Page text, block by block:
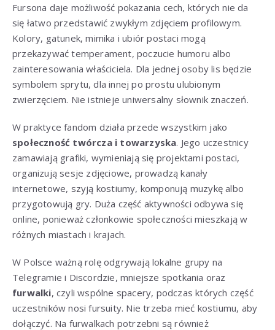
Fursona daje możliwość pokazania cech, których nie da
się łatwo przedstawić zwykłym zdjęciem profilowym.
Kolory, gatunek, mimika i ubiór postaci mogą
przekazywać temperament, poczucie humoru albo
zainteresowania właściciela. Dla jednej osoby lis będzie
symbolem sprytu, dla innej po prostu ulubionym
zwierzęciem. Nie istnieje uniwersalny słownik znaczeń.
W praktyce fandom działa przede wszystkim jako
społeczność twórcza i towarzyska. Jego uczestnicy
zamawiają grafiki, wymieniają się projektami postaci,
organizują sesje zdjęciowe, prowadzą kanały
internetowe, szyją kostiumy, komponują muzykę albo
przygotowują gry. Duża część aktywności odbywa się
online, ponieważ członkowie społeczności mieszkają w
różnych miastach i krajach.
W Polsce ważną rolę odgrywają lokalne grupy na
Telegramie i Discordzie, mniejsze spotkania oraz
furwalki, czyli wspólne spacery, podczas których część
uczestników nosi fursuity. Nie trzeba mieć kostiumu, aby
dołączyć. Na furwalkach potrzebni są również